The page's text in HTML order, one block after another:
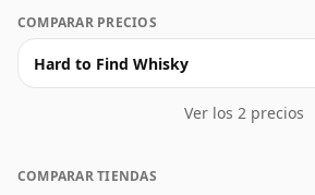
COMPARAR PRECIOS
Hard to Find Whisky
Ver los 2 precios
COMPARAR TIENDAS